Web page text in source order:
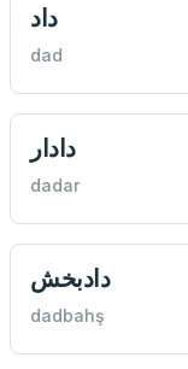
داد
dad
دادار
dadar
دادبخش
dadbahş